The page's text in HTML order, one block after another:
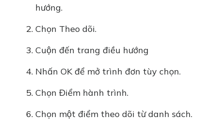
hướng.
Chọn Theo dõi.
Cuộn đến trang điều hướng
Nhấn OK để mở trình đơn tùy chọn.
Chọn Điểm hành trình.
Chọn một điểm theo dõi từ danh sách.